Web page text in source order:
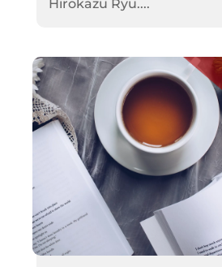
Hirokazu Ryu....